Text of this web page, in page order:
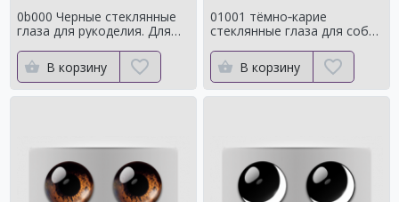
0b000 Черные стеклянные
глаза для рукоделия. Для
В корзину
01001 тёмно‑карие
стеклянные глаза для собак
цвет
В корзину